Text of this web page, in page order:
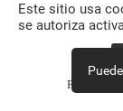
Este sitio usa
se autoriza
Política de